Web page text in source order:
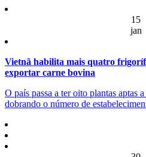
15
jan
Vietnã habilita mais quatro
exportar carne bovina
O país passa a ter oito plantas aptas
dobrando o número de